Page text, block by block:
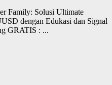
Family: Solusi Ultimate
dengan Edukasi dan Signal
GRATIS : ...